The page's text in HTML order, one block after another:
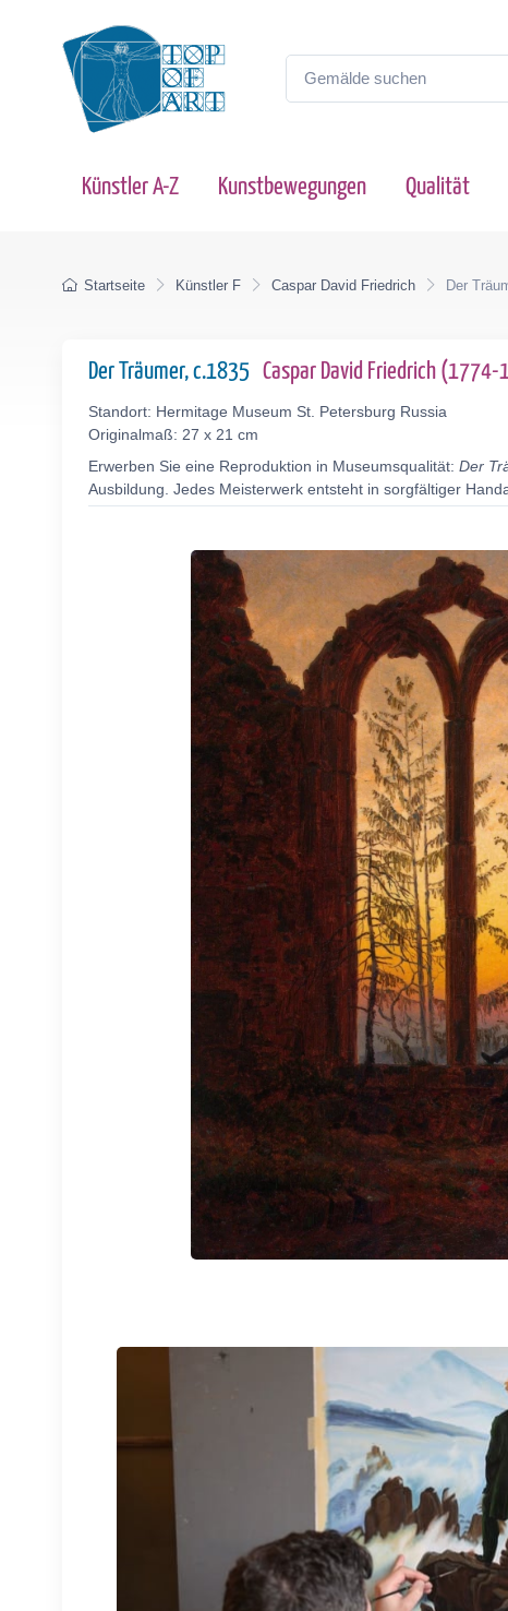
Künstler A-Z Kunstbewegungen Qualität
Startseite Künstler F Caspar David Friedrich Der
Der Träumer, c.1835 Caspar David Friedrich
Standort: Hermitage Museum St. Petersburg Russia
Originalmaß: 27 x 21 cm
Erwerben Sie eine Reproduktion in Museumsqualität: Der
Ausbildung. Jedes Meisterwerk entsteht in sorgfältiger